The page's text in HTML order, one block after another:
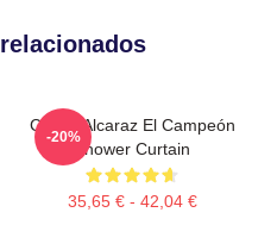
Carlos Alcaraz El Campeón
Shower Curtain
35,65 € - 42,04 €
-20%